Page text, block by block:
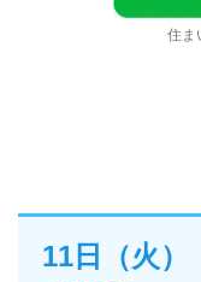
住ま
11日（火